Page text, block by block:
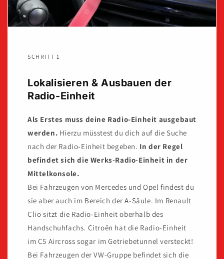
SCHRITT 1
Lokalisieren & Ausbauen der
Radio-Einheit
Als Erstes muss deine Radio-Einheit ausgebaut
werden. Hierzu müsstest du dich auf die Suche
nach der Radio-Einheit begeben. In der Regel
befindet sich die Werks-Radio-Einheit in der
Mittelkonsole.
Bei Fahrzeugen von Mercedes und Opel findest du
sie aber auch im Bereich der A-Säule. Im Renault
Clio sitzt die Radio-Einheit oberhalb des
Handschuhfachs. Citroën hat die Radio-Einheit
im C5 Aircross sogar im Getriebetunnel versteckt!
Bei Fahrzeugen der VW-Gruppe befindet sich die